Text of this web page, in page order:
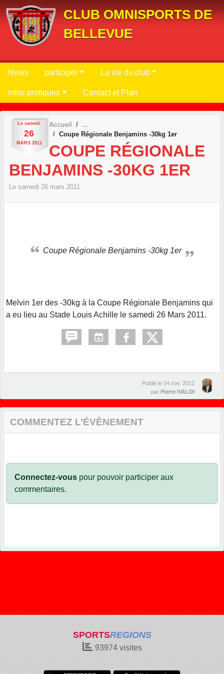
CLUB OMNISPORTS DE
BELLEVUE
News participer La vie du club
infos pratiques Contact et Plan
Le samedi
26
MARS 2011
Accueil
Coupe Régionale Benjamins -30kg 1er
COUPE RÉGIONALE
BENJAMINS -30KG 1ER
Le samedi 26 mars 2011
Coupe Régionale Benjamins -30kg 1er
Melvin 1er des -30kg à la Coupe Régionale Benjamins qui
a eu lieu au Stade Louis Achille le samedi 26 Mars 2011.
Publié le 04 nov. 2012
par Pierre IVALDI
COMMENTEZ L’ÉVÈNEMENT
Connectez-vous pour pouvoir participer aux
commentaires.
SPORTSREGIONS
93974visites
Panneau de gestion des cookies